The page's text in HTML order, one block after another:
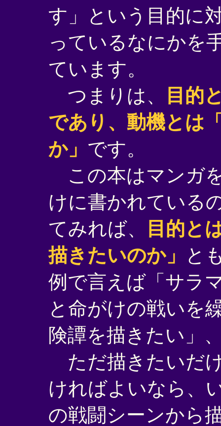
す」という目的に
っているなにかを
ています。
つまりは、
目的
であり、動機とは
か」 です。
この本はマンガ
けに書かれている
てみれば、
目的と
描きたいのか」
と
例で言えば「サラ
と命がけの戦いを
険譚を描きたい」
ただ描きたいだ
ければよいなら、
の戦闘シーンから